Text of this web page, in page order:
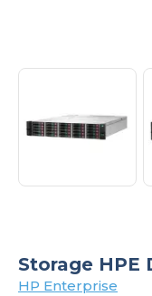
Storage HPE
HP Enterprise